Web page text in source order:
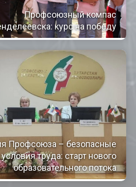
Профсоюзный компас
курс на победу
Профсоюза – безопасные
условия труда: старт нового
образовательного потока